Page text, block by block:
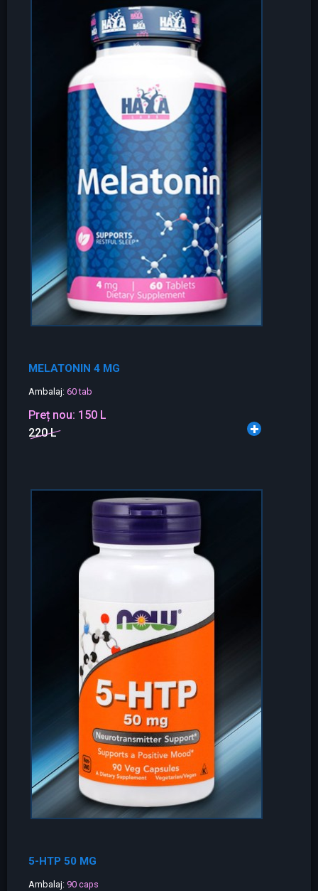
MELATONIN 4 MG
Ambalaj: 60 tab
Preț nou: 150 L
220 L
5-HTP 50 MG
Ambalaj: 90 caps